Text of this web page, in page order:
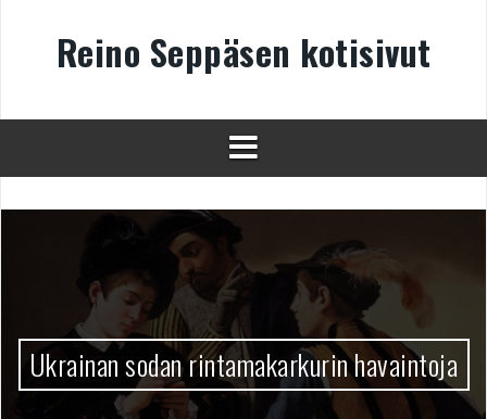
Reino Seppäsen kotisivut
Ukrainan sodan rintamakarkurin havaintoja